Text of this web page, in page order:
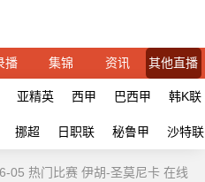
播 集锦 资讯 其他直播
亚精英 西甲 巴西甲 韩K联
挪超 日职联 秘鲁甲 沙特联
05 热门比赛 伊胡-圣莫尼卡 在线